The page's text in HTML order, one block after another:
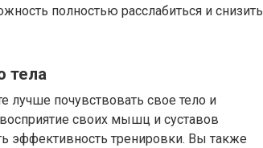
полностью расслабиться и снизить
тела
лучше почувствовать свое тело и
своих мышц и суставов
эффективность тренировки. Вы также